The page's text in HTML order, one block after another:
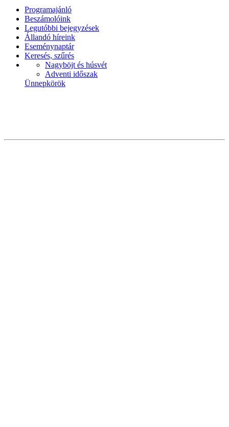
Programajánló
Beszámolóink
Legutóbbi bejegyzések
Állandó híreink
Eseménynaptár
Keresés, szűrés
Nagyböjt és húsvét
Adventi időszak
Ünnepkörök